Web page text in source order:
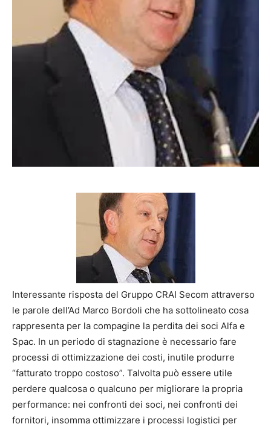
Interessante risposta del Gruppo CRAI Secom attraverso
le parole dell’Ad Marco Bordoli che ha sottolineato cosa
rappresenta per la compagine la perdita dei soci Alfa e
Spac. In un periodo di stagnazione è necessario fare
processi di ottimizzazione dei costi, inutile produrre
“fatturato troppo costoso”. Talvolta può essere utile
perdere qualcosa o qualcuno per migliorare la propria
performance: nei confronti dei soci, nei confronti dei
fornitori, insomma ottimizzare i processi logistici per